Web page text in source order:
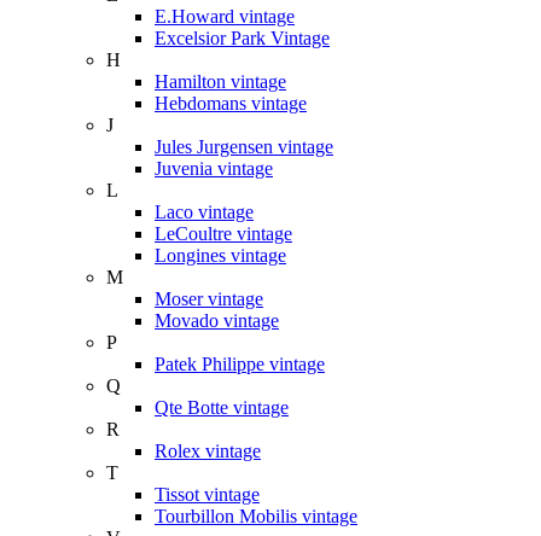
E.Howard vintage
Excelsior Park Vintage
H
Hamilton vintage
Hebdomans vintage
J
Jules Jurgensen vintage
Juvenia vintage
L
Laco vintage
LeCoultre vintage
Longines vintage
M
Moser vintage
Movado vintage
P
Patek Philippe vintage
Q
Qte Botte vintage
R
Rolex vintage
T
Tissot vintage
Tourbillon Mobilis vintage